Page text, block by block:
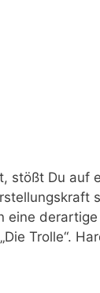
stößt Du auf
eine
Trolle“.